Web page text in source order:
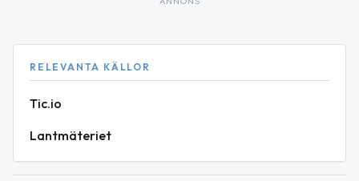
RELEVANTA KÄLLOR
Tic.io
Lantmäteriet